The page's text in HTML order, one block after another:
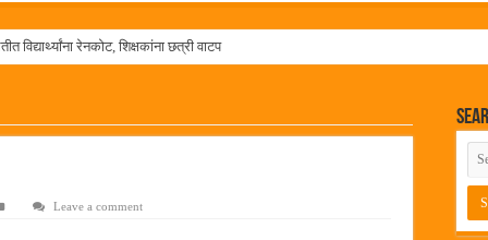
विद्यार्थ्यांना रेनकोट, शिक्षकांना छत्री वाटप
वाढदिवसानिमित्त राज्यभरातून शुभेच्छांचा वर्षाव
जाहीर
Leave a comment